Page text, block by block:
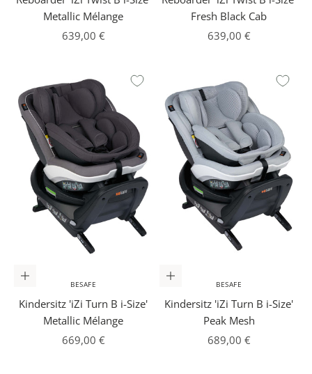
Metallic Mélange
Angebot
639,00 €
Fresh Black Cab
Angebot
639,00 €
In den Warenkorb
BESAFE
Kindersitz 'iZi Turn B i-Size'
Metallic Mélange
Angebot
669,00 €
In den Warenkorb
BESAFE
Kindersitz 'iZi Turn B i-Size'
Peak Mesh
Angebot
689,00 €